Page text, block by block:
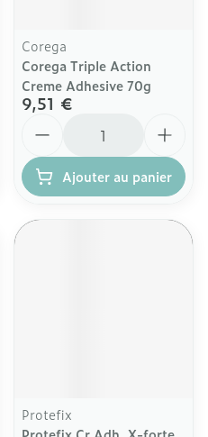
Corega
Corega Triple Action
Creme Adhesive 70g
9,51 €
Ajouter au panier
Protefix